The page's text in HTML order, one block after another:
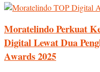
Moratelindo Perkuat
Digital Lewat Dua
Awards 2025